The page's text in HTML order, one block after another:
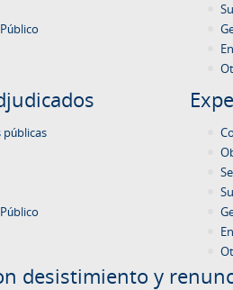
públicas
desistimiento y